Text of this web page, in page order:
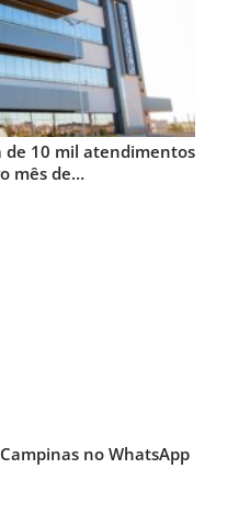
de 10 mil atendimentos
mês de
no WhatsApp